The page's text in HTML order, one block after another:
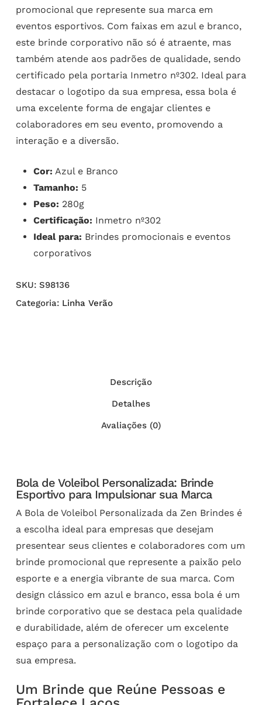
promocional que represente sua marca em
eventos esportivos. Com faixas em azul e branco,
este brinde corporativo não só é atraente, mas
também atende aos padrões de qualidade, sendo
certificado pela portaria Inmetro nº302. Ideal para
destacar o logotipo da sua empresa, essa bola é
uma excelente forma de engajar clientes e
colaboradores em seu evento, promovendo a
interação e a diversão.
Cor: Azul e Branco
Tamanho: 5
Peso: 280g
Certificação: Inmetro nº302
Ideal para: Brindes promocionais e eventos
corporativos
SKU: S98136
Categoria: Linha Verão
Descrição
Detalhes
Avaliações (0)
Bola de Voleibol Personalizada: Brinde
Esportivo para Impulsionar sua Marca
A Bola de Voleibol Personalizada da Zen Brindes é
a escolha ideal para empresas que desejam
presentear seus clientes e colaboradores com um
brinde promocional que represente a paixão pelo
esporte e a energia vibrante de sua marca. Com
design clássico em azul e branco, essa bola é um
brinde corporativo que se destaca pela qualidade
e durabilidade, além de oferecer um excelente
espaço para a personalização com o logotipo da
sua empresa.
Um Brinde que Reúne Pessoas e